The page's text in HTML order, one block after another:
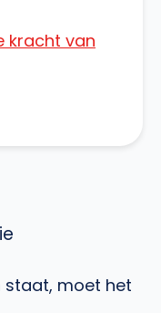
kracht van
staat, moet het